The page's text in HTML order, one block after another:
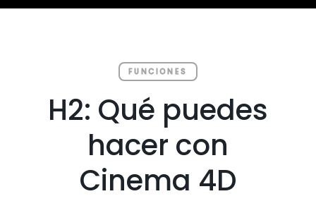
FUNCIONES
H2: Qué puedes
hacer con
Cinema 4D